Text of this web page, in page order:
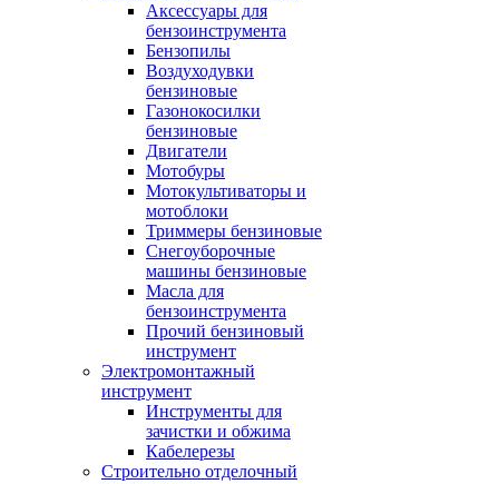
Аксессуары для
бензоинструмента
Бензопилы
Воздуходувки
бензиновые
Газонокосилки
бензиновые
Двигатели
Мотобуры
Мотокультиваторы и
мотоблоки
Триммеры бензиновые
Снегоуборочные
машины бензиновые
Масла для
бензоинструмента
Прочий бензиновый
инструмент
Электромонтажный
инструмент
Инструменты для
зачистки и обжима
Кабелерезы
Строительно отделочный